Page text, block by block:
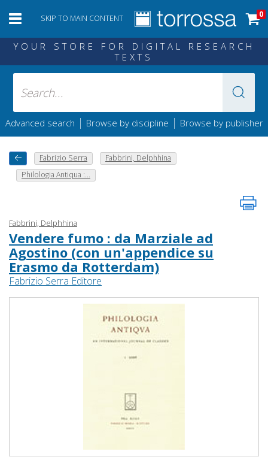
SKIP TO MAIN CONTENT 0
YOUR STORE FOR DIGITAL RESEARCH
TEXTS
Advanced search | Browse by discipline | Browse by publisher
Fabrizio Serra
Fabbrini, Delphhina
Philologia Antiqua :...
Fabbrini, Delphhina
Vendere fumo : da Marziale ad
Agostino (con un'appendice su
Erasmo da Rotterdam)
Fabrizio Serra Editore